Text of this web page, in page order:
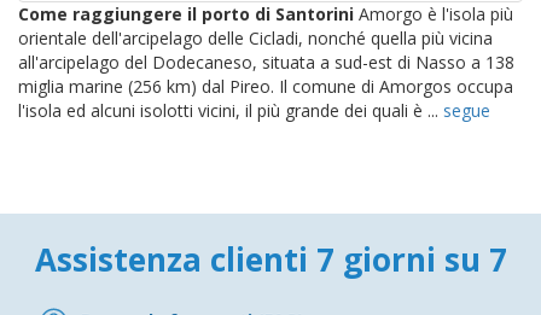
Come raggiungere il porto di Santorini Amorgo è l'isola più
orientale dell'arcipelago delle Cicladi, nonché quella più vicina
all'arcipelago del Dodecaneso, situata a sud-est di Nasso a 138
miglia marine (256 km) dal Pireo. Il comune di Amorgos occupa
l'isola ed alcuni isolotti vicini, il più grande dei quali è ... segue
Assistenza clienti 7 giorni su 7